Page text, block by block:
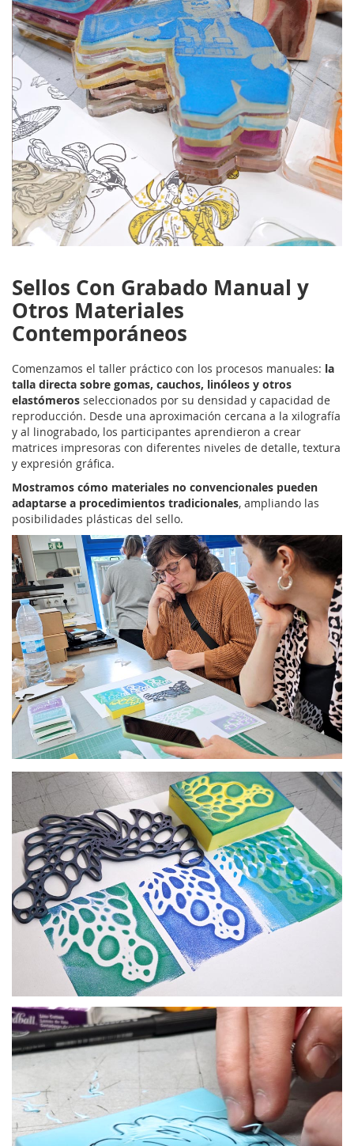
Sellos Con Grabado Manual y
Otros Materiales
Contemporáneos
Comenzamos el taller práctico con los procesos manuales: la
talla directa sobre gomas, cauchos, linóleos y otros
elastómeros seleccionados por su densidad y capacidad de
reproducción. Desde una aproximación cercana a la xilografía
y al linograbado, los participantes aprendieron a crear
matrices impresoras con diferentes niveles de detalle, textura
y expresión gráfica.
Mostramos cómo materiales no convencionales pueden
adaptarse a procedimientos tradicionales, ampliando las
posibilidades plásticas del sello.